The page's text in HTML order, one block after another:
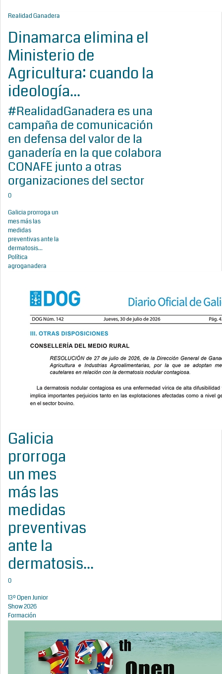
Realidad Ganadera
Dinamarca elimina el
Ministerio de
Agricultura: cuando la
ideología...
#RealidadGanadera es una
campaña de comunicación
en defensa del valor de la
ganadería en la que colabora
CONAFE junto a otras
organizaciones del sector
0
Galicia prorroga un
mes más las
medidas
preventivas ante la
dermatosis...
Política
agroganadera
Galicia
prorroga
un mes
más las
medidas
preventivas
ante la
dermatosis...
0
13º Open Junior
Show 2026
Formación